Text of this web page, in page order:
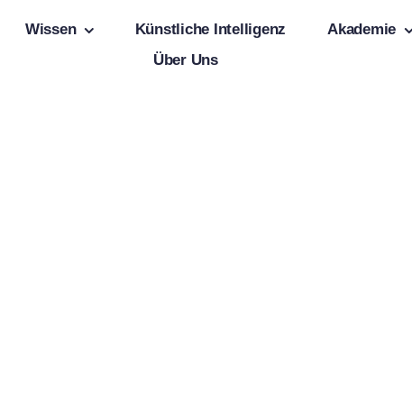
Wissen Künstliche Intelligenz
Akademie
Über Uns